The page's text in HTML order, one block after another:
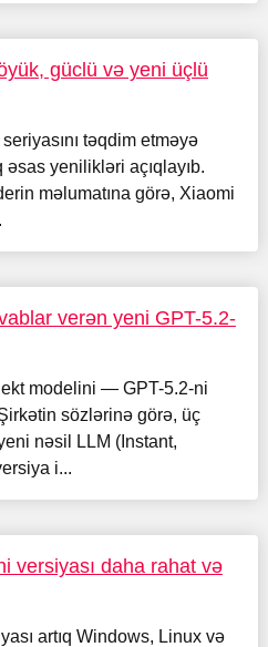
güclü və yeni üçlü
təqdim etməyə
əsas yenilikləri açıqlayıb.
məlumatına görə, Xiaomi
verən yeni GPT-5.2-
modelini — GPT-5.2-ni
sözlərinə görə, üç
nəsil LLM (Instant,
i...
versiyası daha rahat və
artıq Windows, Linux və